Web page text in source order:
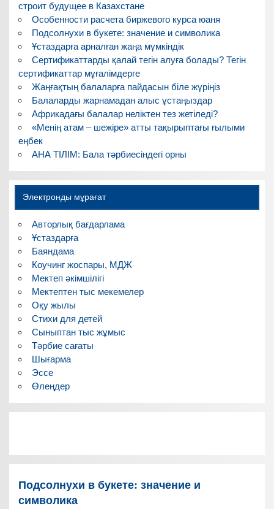
строит будущее в Казахстане
Особенности расчета биржевого курса юаня
Подсолнухи в букете: значение и символика
Ұстаздарға арналған жаңа мүмкіндік
Сертификаттарды қалай тегін алуға болады? Тегін
сертификаттар мұғалімдерге
Жаңғақтың балаларға пайдасын біле жүріңіз
Балаларды жарнамадан алыс ұстаңыздар
Африкадағы балалар неліктен тез жетіледі?
«Менің атам – шежіре» атты тақырыптағы ғылыми
еңбек
АНА ТІЛІМ: Бала тәрбиесіндегі орны
Электронды мұрағат
Авторлық бағдарлама
Ұстаздарға
Баяндама
Коучинг жоспары, МДЖ
Мектеп әкімшілігі
Мектептен тыс мекемелер
Оқу жылы
Стихи для детей
Сыныптан тыс жұмыс
Тәрбие сағаты
Шығарма
Эссе
Өлеңдер
Подсолнухи в букете: значение и
символика